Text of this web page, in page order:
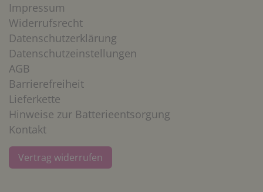
Impressum
Widerrufsrecht
Datenschutzerklärung
Datenschutzeinstellungen
AGB
Barrierefreiheit
Lieferkette
Hinweise zur Batterieentsorgung
Kontakt
Vertrag widerrufen